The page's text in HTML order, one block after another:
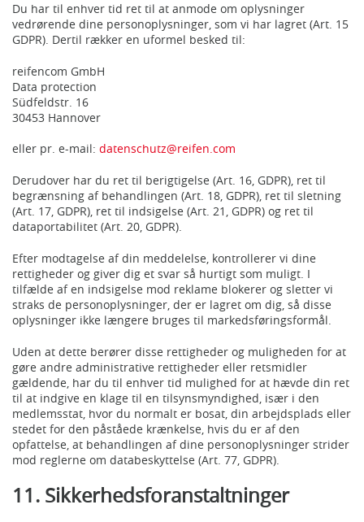
Du har til enhver tid ret til at anmode om oplysninger
vedrørende dine personoplysninger, som vi har lagret (Art. 15
GDPR). Dertil rækker en uformel besked til:
reifencom GmbH
Data protection
Südfeldstr. 16
30453 Hannover
eller pr. e-mail: datenschutz@reifen.com
Derudover har du ret til berigtigelse (Art. 16, GDPR), ret til
begrænsning af behandlingen (Art. 18, GDPR), ret til sletning
(Art. 17, GDPR), ret til indsigelse (Art. 21, GDPR) og ret til
dataportabilitet (Art. 20, GDPR).
Efter modtagelse af din meddelelse, kontrollerer vi dine
rettigheder og giver dig et svar så hurtigt som muligt. I
tilfælde af en indsigelse mod reklame blokerer og sletter vi
straks de personoplysninger, der er lagret om dig, så disse
oplysninger ikke længere bruges til markedsføringsformål.
Uden at dette berører disse rettigheder og muligheden for at
gøre andre administrative rettigheder eller retsmidler
gældende, har du til enhver tid mulighed for at hævde din ret
til at indgive en klage til en tilsynsmyndighed, især i den
medlemsstat, hvor du normalt er bosat, din arbejdsplads eller
stedet for den påståede krænkelse, hvis du er af den
opfattelse, at behandlingen af dine personoplysninger strider
mod reglerne om databeskyttelse (Art. 77, GDPR).
11. Sikkerhedsforanstaltninger